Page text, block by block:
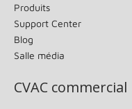
Produits
Support Center
Blog
Salle média
CVAC commercial